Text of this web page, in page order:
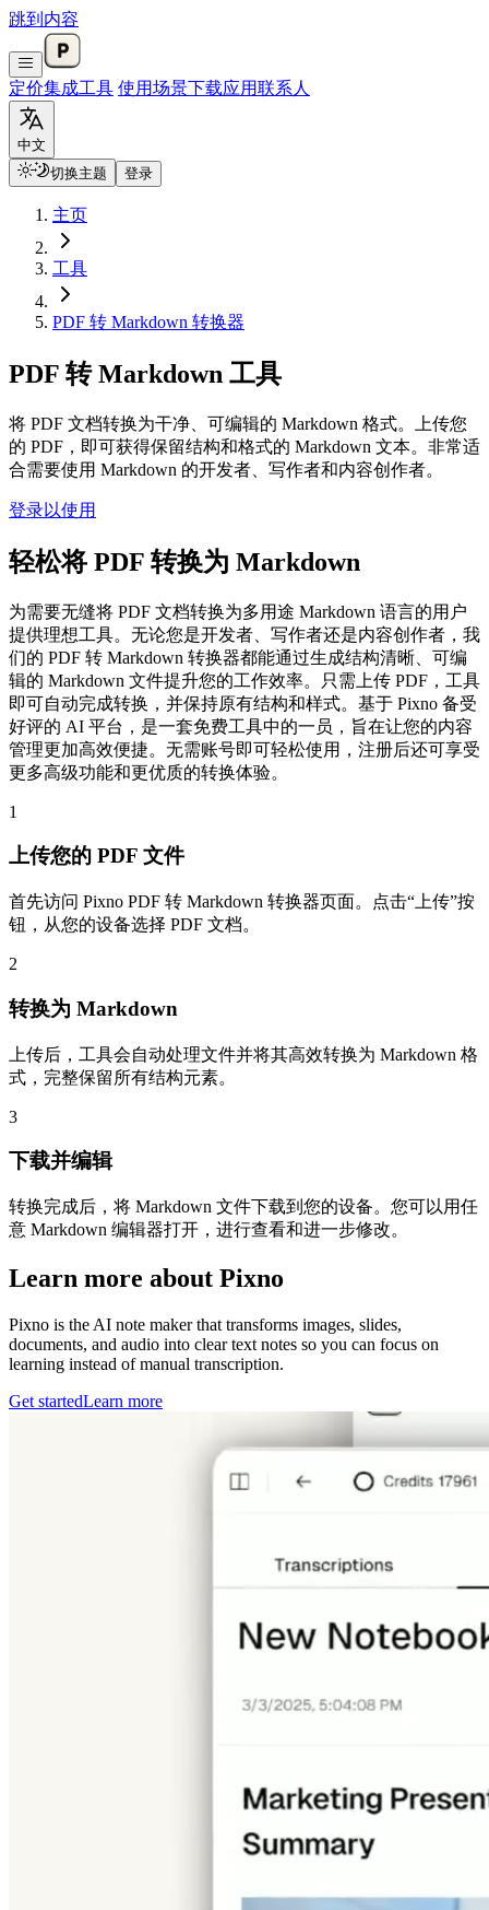
跳到内容
定价集成工具 使用场景下载应用联系人
中文
切换主题
登录
主页
工具
PDF 转 Markdown 转换器
PDF 转 Markdown 工具
将 PDF 文档转换为干净、可编辑的 Markdown 格式。上传您
的 PDF，即可获得保留结构和格式的 Markdown 文本。非常适
合需要使用 Markdown 的开发者、写作者和内容创作者。
登录以使用
轻松将 PDF 转换为 Markdown
为需要无缝将 PDF 文档转换为多用途 Markdown 语言的用户
提供理想工具。无论您是开发者、写作者还是内容创作者，我
们的 PDF 转 Markdown 转换器都能通过生成结构清晰、可编
辑的 Markdown 文件提升您的工作效率。只需上传 PDF，工具
即可自动完成转换，并保持原有结构和样式。基于 Pixno 备受
好评的 AI 平台，是一套免费工具中的一员，旨在让您的内容
管理更加高效便捷。无需账号即可轻松使用，注册后还可享受
更多高级功能和更优质的转换体验。
1
上传您的 PDF 文件
首先访问 Pixno PDF 转 Markdown 转换器页面。点击“上传”按
钮，从您的设备选择 PDF 文档。
2
转换为 Markdown
上传后，工具会自动处理文件并将其高效转换为 Markdown 格
式，完整保留所有结构元素。
3
下载并编辑
转换完成后，将 Markdown 文件下载到您的设备。您可以用任
意 Markdown 编辑器打开，进行查看和进一步修改。
Learn more about Pixno
Pixno is the AI note maker that transforms images, slides,
documents, and audio into clear text notes so you can focus on
learning instead of manual transcription.
Get startedLearn more